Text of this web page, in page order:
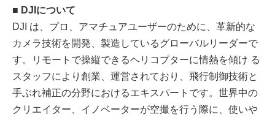
■ DJIについて
DJI は、プロ、アマチュアユーザーのために、革新的な
カメラ技術を開発、製造しているグローバルリーダーで
す。リモートで操縦できるヘリコプターに情熱を傾け る
スタッフにより創業、運営されており、飛行制御技術と
手ぶれ補正の分野におけるエキスパートです。世界中の
クリエイター、イノベーターが空撮を行う際に、使いや